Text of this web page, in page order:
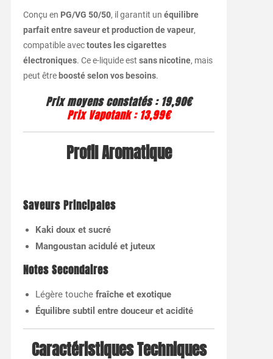
Conçu en PG/VG 50/50, il garantit un équilibre
parfait entre saveur et production de vapeur,
compatible avectoutes les cigarettes
électroniques. Ce e-liquide est sans nicotine, mais
peut être boosté selon vos besoins.
Prix moyens constatés: 19,90€
Prix Vapotank: 13,99€
Profil Aromatique
Saveurs Principales
Kaki doux et sucré
Mangoustan acidulé et juteux
Notes Secondaires
Légère touche fraîche et exotique
Équilibre subtil entre douceur et acidité
Caractéristiques Techniques